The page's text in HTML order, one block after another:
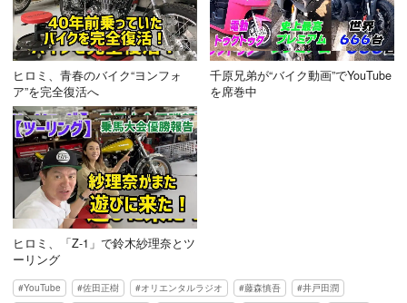
ヒロミ、青春のバイク“ヨンフォ
ア”を完全復活へ
千原兄弟が“バイク動画”でYouTube
を席巻中
ヒロミ、「Z-1」で鈴木紗理奈とツ
ーリング
YouTube 佐田正樹 オリエンタルラジオ 藤森慎吾
井戸田潤